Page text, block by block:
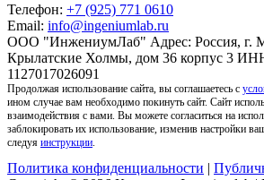
Телефон: +7 (925) 771 0610
Email: info@ingeniumlab.ru
ООО "ИнжениумЛаб" Адрес: Россия, г.
Крылатские Холмы, дом 36 корпус 3
1127017026091
Продолжая использование сайта, вы соглашаетесь с
ином случае вам необходимо покинуть сайт. Сайт
взаимодействия с вами. Вы можете согласиться на
заблокировать их использование, изменив настройки
следуя инструкции.
Политика конфиденциальности |